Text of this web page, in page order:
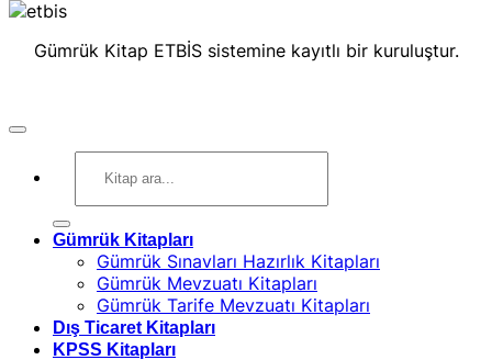
Gümrük Kitap ETBİS sistemine kayıtlı bir kuruluştur.
Gümrük Kitapları
Gümrük Sınavları Hazırlık Kitapları
Gümrük Mevzuatı Kitapları
Gümrük Tarife Mevzuatı Kitapları
Dış Ticaret Kitapları
KPSS Kitapları